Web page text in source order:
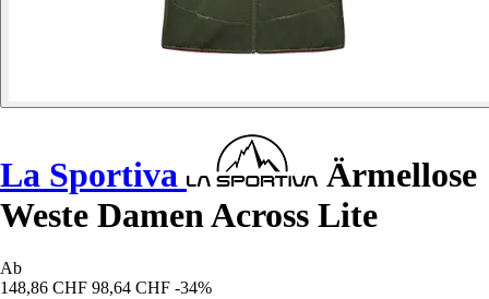
La Sportiva
Ärmellose
Weste Damen Across Lite
Ab
148,86 CHF 98,64 CHF -34%